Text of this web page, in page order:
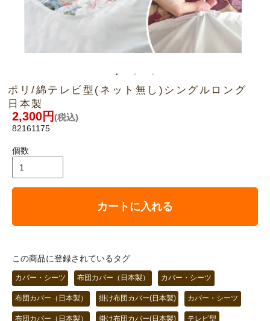
ポリ/綿テレビ型(ネット無し)シングルロング
日本製
2,300円(税込)
82161175
個数
カートに入れる
この商品に登録されているタグ
カバー・シーツ 布団カバー（日本製） カバー・シーツ
布団カバー（日本製） 掛け布団カバー(日本製) カバー・シーツ
布団カバー（日本製） 掛け布団カバー(日本製) テレビ型